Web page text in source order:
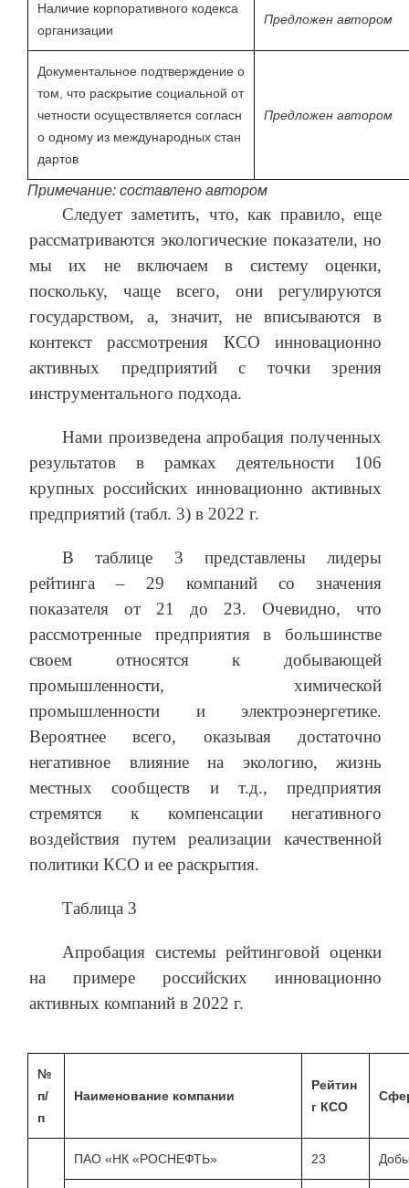
Наличие корпоративного кодекса
организации
Предложен автором
Документальное подтверждение о
том, что раскрытие социальной от
четности осуществляется согласн
о одному из международных стан
дартов
Предложен автором
Примечание: составлено автором
Следует заметить, что, как правило, еще
рассматриваются экологические показатели, но
мы их не включаем в систему оценки,
поскольку, чаще всего, они регулируются
государством, а, значит, не вписываются в
контекст рассмотрения КСО инновационно
активных предприятий с точки зрения
инструментального подхода.
Нами произведена апробация полученных
результатов в рамках деятельности 106
крупных российских инновационно активных
предприятий (табл. 3) в 2022 г.
В таблице 3 представлены лидеры
рейтинга – 29 компаний со значения
показателя от 21 до 23. Очевидно, что
рассмотренные предприятия в большинстве
своем относятся к добывающей
промышленности, химической
промышленности и электроэнергетике.
Вероятнее всего, оказывая достаточно
негативное влияние на экологию, жизнь
местных сообществ и т.д., предприятия
стремятся к компенсации негативного
воздействия путем реализации качественной
политики КСО и ее раскрытия.
Таблица 3
Апробация системы рейтинговой оценки
на примере российских инновационно
активных компаний в 2022 г.
№
п/
п
Наименование компании
Рейтин
г КСО
ПАО «НК «РОСНЕФТЬ» 23